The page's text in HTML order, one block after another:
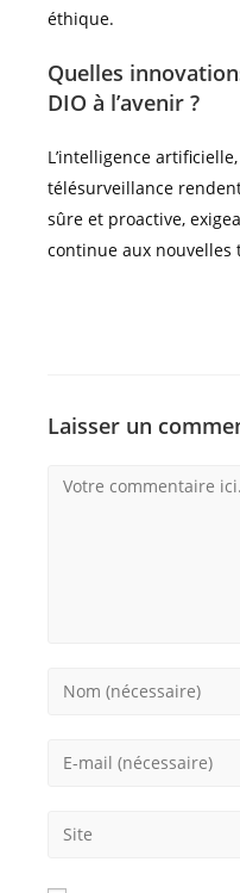
éthique.
Quelles
DIO à l’avenir ?
L’intelligence
télésurveillance
sûre et proactive,
continue aux nouvelles
Laisser un